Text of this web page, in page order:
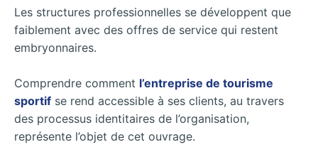
Les structures professionnelles se développent que
faiblement avec des offres de service qui restent
embryonnaires.
Comprendre comment l’entreprise de tourisme
sportif se rend accessible à ses clients, au travers
des processus identitaires de l’organisation,
représente l’objet de cet ouvrage.